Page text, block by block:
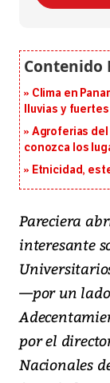
Clima en
lluvias y
Agroferias del
conozca los
Etnicidad,
Pareciera
interesante
—por un
por el
Nacionales